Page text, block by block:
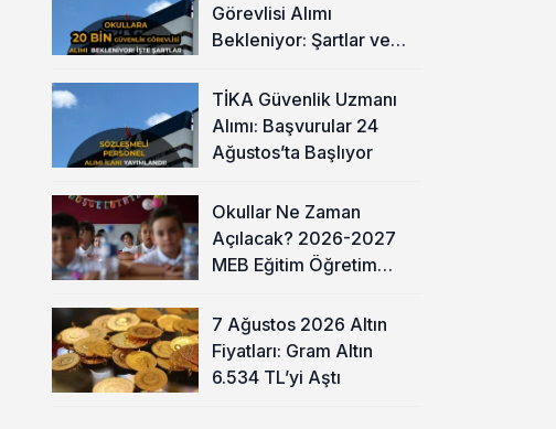
Görevlisi Alımı
Bekleniyor: Şartlar ve
TİKA Güvenlik Uzmanı
Alımı: Başvurular 24
Ağustos’ta Başlıyor
Okullar Ne Zaman
Açılacak? 2026-2027
MEB Eğitim Öğretim
7 Ağustos 2026 Altın
Fiyatları: Gram Altın
6.534 TL’yi Aştı